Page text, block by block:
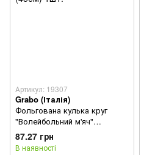
Артикул: 19307
Grabo (Італія)
Фольгована кулька круг
"Волейбольний м'яч"
кольорова Grabo 18" (45см)
1шт.
87.27 грн
В наявності